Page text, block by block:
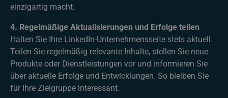
einzigartig macht.
4. Regelmäßige Aktualisierungen und Erfolge teilen
Halten Sie Ihre LinkedIn-Unternehmensseite stets aktuell.
Teilen Sie regelmäßig relevante Inhalte, stellen Sie neue
Produkte oder Dienstleistungen vor und informieren Sie
über aktuelle Erfolge und Entwicklungen. So bleiben Sie
für Ihre Zielgruppe interessant.